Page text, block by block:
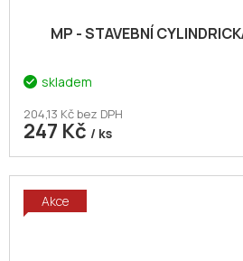
MP - STAVEBNÍ
skladem
204,13 Kč bez DPH
247 Kč / ks
Akce